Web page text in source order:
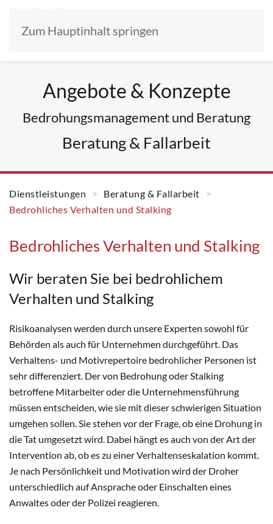
Zum Hauptinhalt springen
Angebote & Konzepte
Bedrohungsmanagement und Beratung
Beratung & Fallarbeit
Dienstleistungen
Beratung & Fallarbeit
Bedrohliches Verhalten und Stalking
Bedrohliches Verhalten und Stalking
Wir beraten Sie bei bedrohlichem
Verhalten und Stalking
Risikoanalysen werden durch unsere Experten sowohl für
Behörden als auch für Unternehmen durchgeführt. Das
Verhaltens- und Motivrepertoire bedrohlicher Personen ist
sehr differenziert. Der von Bedrohung oder Stalking
betroffene Mitarbeiter oder die Unternehmensführung
müssen entscheiden, wie sie mit dieser schwierigen Situation
umgehen sollen. Sie stehen vor der Frage, ob eine Drohung in
die Tat umgesetzt wird. Dabei hängt es auch von der Art der
Intervention ab, ob es zu einer Verhaltenseskalation kommt.
Je nach Persönlichkeit und Motivation wird der Droher
unterschiedlich auf Ansprache oder Einschalten eines
Anwaltes oder der Polizei reagieren.